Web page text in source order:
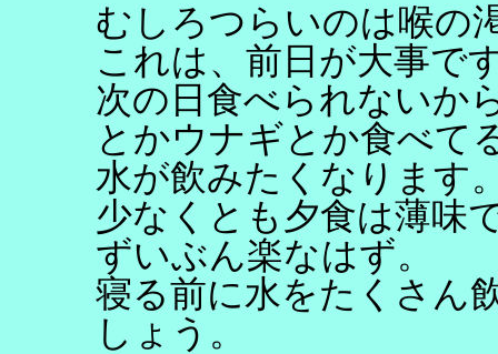
むしろつらいのは喉の
これは、前日が大事で
次の日食べられないか
とかウナギとか食べて
水が飲みたくなります
少なくとも夕食は薄味
ずいぶん楽なはず。
寝る前に水をたくさん
しょう。